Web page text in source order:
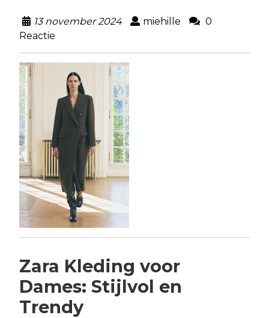
13 november 2024 miehille
0
Reactie
Zara Kleding voor
Dames: Stijlvol en
Trendy